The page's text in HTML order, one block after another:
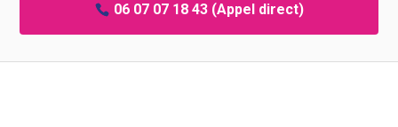
06 07 07 18 43(Appel direct)